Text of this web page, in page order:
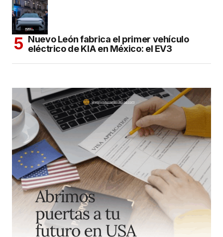
Nuevo León fabrica el primer vehículo
eléctrico de KIA en México: el EV3